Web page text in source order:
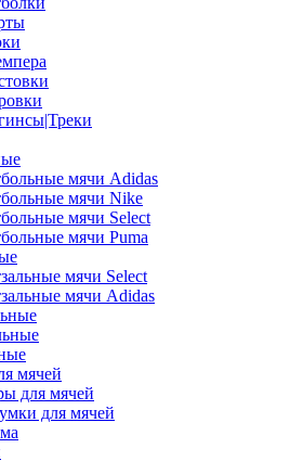
мячи Adidas
мячи Nike
мячи Select
мячи Puma
мячи Select
мячи Adidas
мячей
для мячей
для мячей